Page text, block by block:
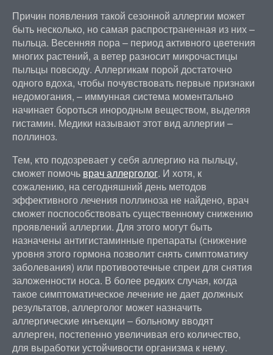
Причин появления такой сезонной аллергии может
быть несколько, но самая распространенная из них –
пыльца. Весенняя пора – период активного цветения
многих растений, а ветер разносит микрочастицы
пыльцы повсюду. Аллергикам порой достаточно
одного вдоха, чтобы почувствовать первые признаки
недомогания, – иммунная система моментально
начинает бороться инородным веществом, выделяя
гистамин. Медики называют этот вид аллергии –
поллиноз.
Тем, кто подозревает у себя аллергию на пыльцу,
сможет помочь врач аллерголог. И хотя, к
сожалению, на сегодняшний день методов
эффективного лечения поллиноза не найдено, врач
сможет поспособствовать существенному снижению
проявлений аллергии. Для этого могут быть
назначены антигистаминные препараты (снижение
уровня этого гормона позволит снять симптоматику
заболевания) или противоотечные спреи для снятия
заложенности носа. В более редких случая, когда
такое симптоматическое лечение не дает должных
результатов, аллерголог может назначить
аллергические инъекции – больному вводят
аллерген, постепенно увеличивая его количество,
для выработки устойчивости организма к нему.